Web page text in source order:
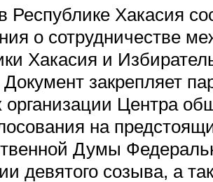
Республике Хакасия
о сотрудничестве
Хакасия и
закрепляет
организации Центра
на
Думы
девятого созыва, а